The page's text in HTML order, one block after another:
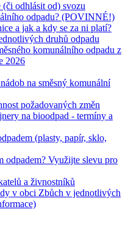
(či odhlásit od) svozu
odpadu? (POVINNÉ!)
a jak a kdy se za ni platí?
druhů odpadu
komunálního odpadu z
2026
na směsný komunální
požadovaných změn
na bioodpad - termíny a
(plasty, papír, sklo,
odpadem? Využijte slevu pro
a živnostníků
v obci Zbůch v jednotlivých